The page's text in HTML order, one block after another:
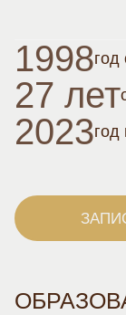
год
1998
27 лет
год
2023